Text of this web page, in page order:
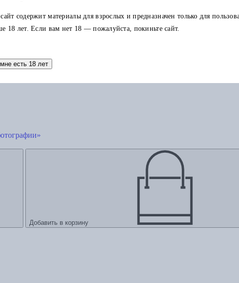
Добавить в корзину
Добавить в корзину
содержит материалы для взрослых и предназначен только для
18 лет. Если вам нет 18 — пожалуйста, покиньте сайт.
есть 18 лет